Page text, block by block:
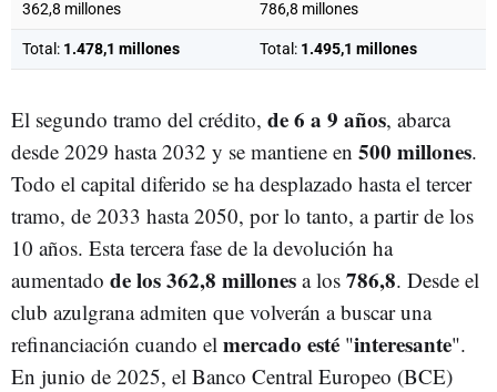
362,8 millones 786,8 millones
Total: 1.478,1 millones Total: 1.495,1 millones
El segundo tramo del crédito, de 6 a 9 años, abarca
desde 2029 hasta 2032 y se mantiene en 500 millones.
Todo el capital diferido se ha desplazado hasta el tercer
tramo, de 2033 hasta 2050, por lo tanto, a partir de los
10 años. Esta tercera fase de la devolución ha
aumentado de los 362,8 millones a los 786,8. Desde el
club azulgrana admiten que volverán a buscar una
refinanciación cuando el mercado esté "interesante".
En junio de 2025, el Banco Central Europeo (BCE)